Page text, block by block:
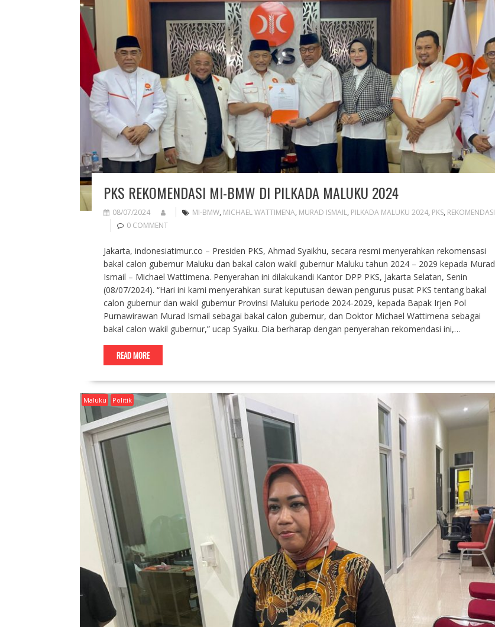
PKS REKOMENDASI MI-BMW DI PILKADA MALUKU 2024
08/07/2024 MI-BMW, MICHAEL WATTIMENA, MURAD ISMAIL, PILKADA MALUKU 2024, PKS, REKOMENDASI
0 COMMENT
Jakarta, indonesiatimur.co – Presiden PKS, Ahmad Syaikhu, secara resmi menyerahkan rekomensasi
bakal calon gubernur Maluku dan bakal calon wakil gubernur Maluku tahun 2024 – 2029 kepada Murad
Ismail – Michael Wattimena. Penyerahan ini dilakukandi Kantor DPP PKS, Jakarta Selatan, Senin
(08/07/2024). “Hari ini kami menyerahkan surat keputusan dewan pengurus pusat PKS tentang bakal
calon gubernur dan wakil gubernur Provinsi Maluku periode 2024-2029, kepada Bapak Irjen Pol
Purnawirawan Murad Ismail sebagai bakal calon gubernur, dan Doktor Michael Wattimena sebagai
bakal calon wakil gubernur,” ucap Syaiku. Dia berharap dengan penyerahan rekomendasi ini,…
READ MORE
Maluku Politik